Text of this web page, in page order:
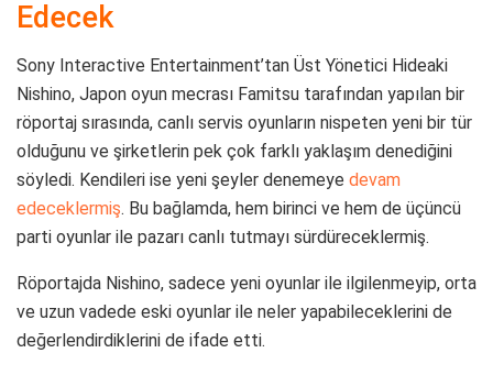
Edecek
Sony Interactive Entertainment’tan Üst Yönetici Hideaki
Nishino, Japon oyun mecrası Famitsu tarafından yapılan bir
röportaj sırasında, canlı servis oyunların nispeten yeni bir tür
olduğunu ve şirketlerin pek çok farklı yaklaşım denediğini
söyledi. Kendileri ise yeni şeyler denemeye devam
edeceklermiş. Bu bağlamda, hem birinci ve hem de üçüncü
parti oyunlar ile pazarı canlı tutmayı sürdüreceklermiş.
Röportajda Nishino, sadece yeni oyunlar ile ilgilenmeyip, orta
ve uzun vadede eski oyunlar ile neler yapabileceklerini de
değerlendirdiklerini de ifade etti.